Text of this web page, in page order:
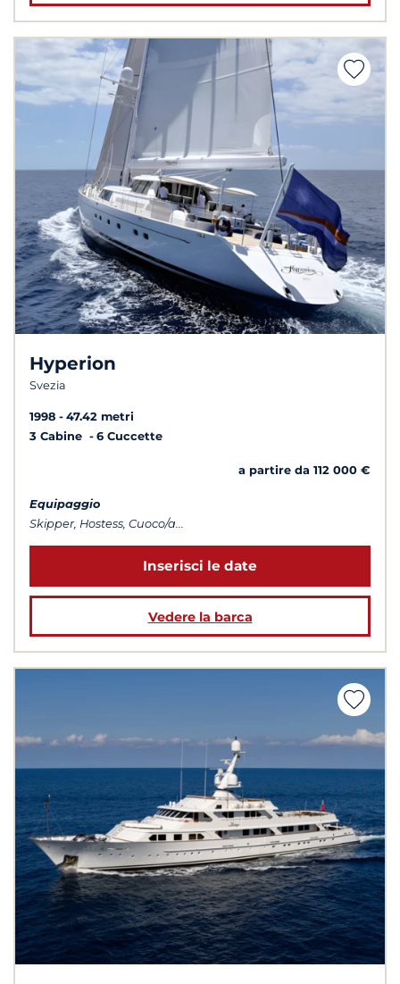
Hyperion
Svezia
1998
47.42 metri
3 Cabine
6 Cuccette
a partire da 112 000 €
Equipaggio
Skipper, Hostess, Cuoco/a...
Inserisci le date
Vedere la barca